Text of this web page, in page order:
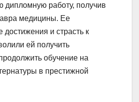
дипломную работу, получив
медицины. Ее
достижения и страсть к
ей получить
обучение на
в престижной